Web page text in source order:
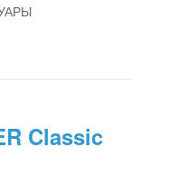
Classic